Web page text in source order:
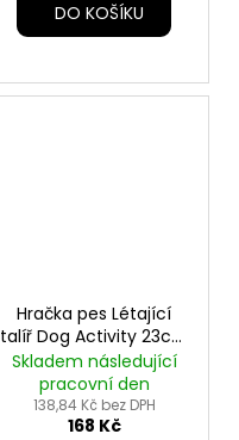
DO KOŠÍKU
Hračka pes Létající
talíř Dog Activity 23cm
TR
Skladem následující
pracovní den
138,84 Kč bez DPH
168 Kč